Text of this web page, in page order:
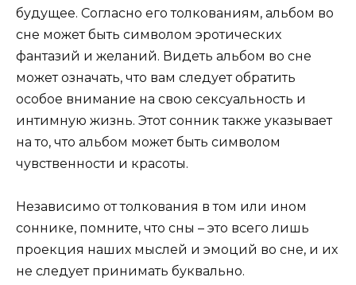
будущее. Согласно его толкованиям, альбом во
сне может быть символом эротических
фантазий и желаний. Видеть альбом во сне
может означать, что вам следует обратить
особое внимание на свою сексуальность и
интимную жизнь. Этот сонник также указывает
на то, что альбом может быть символом
чувственности и красоты.
Независимо от толкования в том или ином
соннике, помните, что сны – это всего лишь
проекция наших мыслей и эмоций во сне, и их
не следует принимать буквально.